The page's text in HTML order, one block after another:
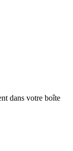
dans votre boîte